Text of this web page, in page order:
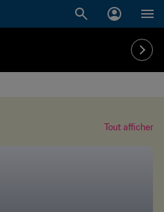
Tout afficher